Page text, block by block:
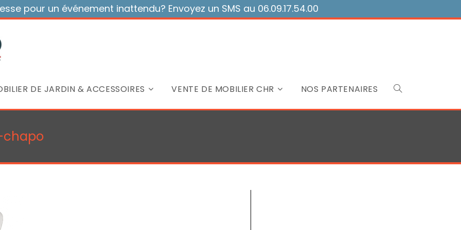
pour un événement inattendu? Envoyez un SMS au 06.09.17.54.00
DE JARDIN & ACCESSOIRES VENTE DE MOBILIER CHR NOS PARTENAIRES Toggle
search